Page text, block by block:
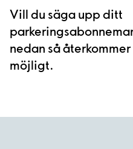
Vill du säga upp ditt
nedan så
möjligt.